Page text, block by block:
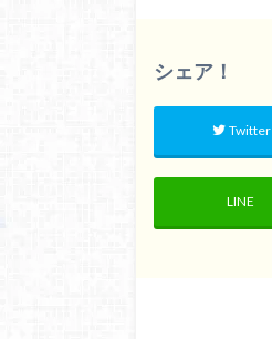
シェア！
Twitter
LINE